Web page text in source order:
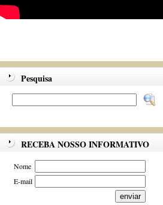
Pesquisa
RECEBA NOSSO INFORMATIVO
Nome
E-mail